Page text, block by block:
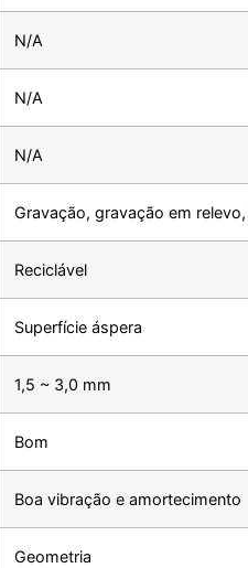
N/A
N/A
N/A
Gravação, gravação em
Reciclável
Superfície áspera
1,5 ~ 3,0 mm
Bom
Boa vibração e amortecimento
Geometria